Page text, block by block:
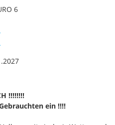
6
!!!!!!!!
ein !!!!